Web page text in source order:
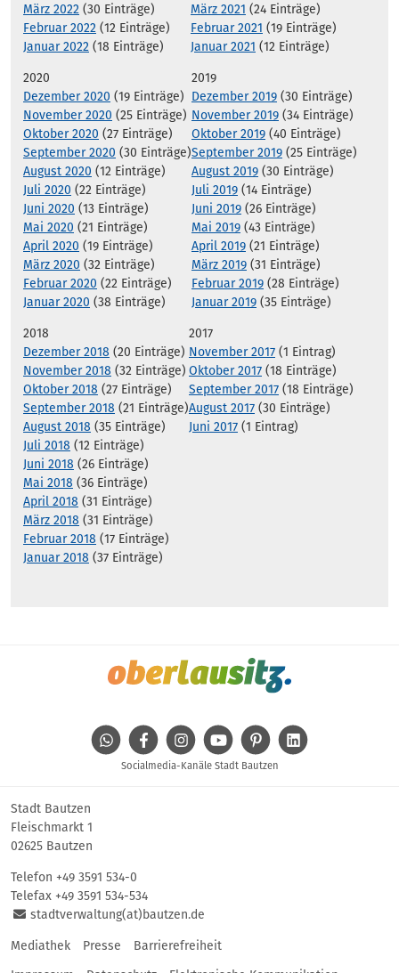
März 2022 (30 Einträge)
Februar 2022 (12 Einträge)
Januar 2022 (18 Einträge)
März 2021 (24 Einträge)
Februar 2021 (19 Einträge)
Januar 2021 (12 Einträge)
2020
Dezember 2020 (19 Einträge)
November 2020 (25 Einträge)
Oktober 2020 (27 Einträge)
September 2020 (30 Einträge)
August 2020 (12 Einträge)
Juli 2020 (22 Einträge)
Juni 2020 (13 Einträge)
Mai 2020 (21 Einträge)
April 2020 (19 Einträge)
März 2020 (32 Einträge)
Februar 2020 (22 Einträge)
Januar 2020 (38 Einträge)
2019
Dezember 2019 (30 Einträge)
November 2019 (34 Einträge)
Oktober 2019 (40 Einträge)
September 2019 (25 Einträge)
August 2019 (30 Einträge)
Juli 2019 (14 Einträge)
Juni 2019 (26 Einträge)
Mai 2019 (43 Einträge)
April 2019 (21 Einträge)
März 2019 (31 Einträge)
Februar 2019 (28 Einträge)
Januar 2019 (35 Einträge)
2018
Dezember 2018 (20 Einträge)
November 2018 (32 Einträge)
Oktober 2018 (27 Einträge)
September 2018 (21 Einträge)
August 2018 (35 Einträge)
Juli 2018 (12 Einträge)
Juni 2018 (26 Einträge)
Mai 2018 (36 Einträge)
April 2018 (31 Einträge)
März 2018 (31 Einträge)
Februar 2018 (17 Einträge)
Januar 2018 (37 Einträge)
2017
November 2017 (1 Eintrag)
Oktober 2017 (18 Einträge)
September 2017 (18 Einträge)
August 2017 (30 Einträge)
Juni 2017 (1 Eintrag)
WhatsAppFacebookInstagramYoutube Pinterest
Socialmedia-Kanäle Stadt Bautzen
Stadt Bautzen
Fleischmarkt 1
02625 Bautzen
Telefon +49 3591 534-0
Telefax +49 3591 534-534
stadtverwaltung(at)bautzen.de
Mediathek Presse
Barrierefreiheit